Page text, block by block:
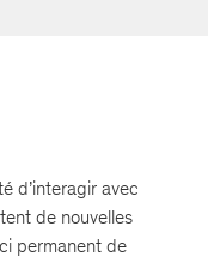
d’interagir avec
de nouvelles
permanent de